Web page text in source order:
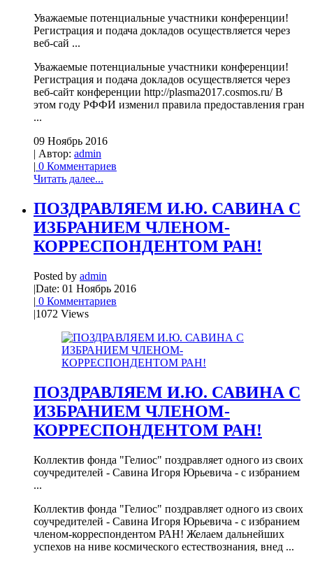
Уважаемые потенциальные участники конференции!
Регистрация и подача докладов осуществляется через
веб-сай ...
Уважаемые потенциальные участники конференции!
Регистрация и подача докладов осуществляется через
веб-сайт конференции http://plasma2017.cosmos.ru/ В
этом году РФФИ изменил правила предоставления гран
...
09 Ноябрь 2016
| Автор: admin
| 0 Комментариев
Читать далее...
ПОЗДРАВЛЯЕМ И.Ю. САВИНА С
ИЗБРАНИЕМ ЧЛЕНОМ-
КОРРЕСПОНДЕНТОМ РАН!
Posted by admin
|Date: 01 Ноябрь 2016
| 0 Комментариев
|1072 Views
ПОЗДРАВЛЯЕМ И.Ю. САВИНА С
ИЗБРАНИЕМ ЧЛЕНОМ-
КОРРЕСПОНДЕНТОМ РАН!
Коллектив фонда "Гелиос" поздравляет одного из своих
соучредителей - Савина Игоря Юрьевича - с избранием
...
Коллектив фонда "Гелиос" поздравляет одного из своих
соучредителей - Савина Игоря Юрьевича - с избранием
членом-корреспондентом РАН! Желаем дальнейших
успехов на ниве космического естествознания, внед ...